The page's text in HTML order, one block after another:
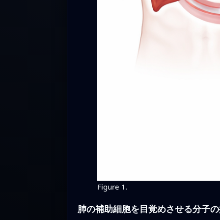
Figure 1.
肺の補助細胞を目覚めさせる分子